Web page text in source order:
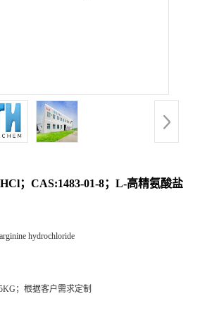
；CAS:1483-01-8；L-高精氨酸盐
hydrochloride
；根据客户需求定制